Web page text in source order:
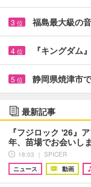
3 位 福島最大級の
4 位 『キングダム
5 位 静岡県焼津市
最新記事
『フジロック '26』
年、苗場でお会いし
18:03 ｜ SPICER
ニュース
動画